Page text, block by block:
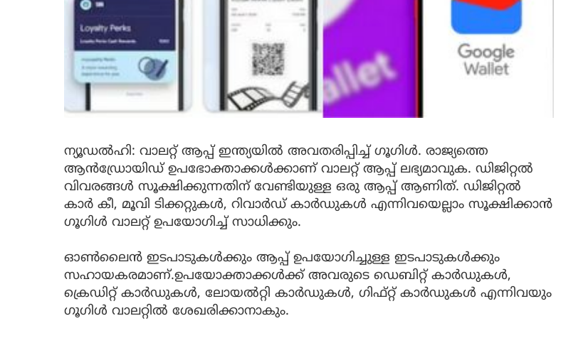
ന്യൂഡൽഹി: വാലറ്റ് ആപ്പ് ഇന്ത്യയില്‍ അവതരിപ്പിച്ച് ഗൂഗിള്‍. രാജ്യത്തെ
ആന്‍ഡ്രോയിഡ് ഉപഭോക്താക്കള്‍ക്കാണ് വാലറ്റ് ആപ്പ് ലഭ്യമാവുക. ഡിജിറ്റല്‍
വിവരങ്ങള്‍ സൂക്ഷിക്കുന്നതിന് വേണ്ടിയുള്ള ഒരു ആപ്പ് ആണിത്. ഡിജിറ്റല്‍
കാര്‍ കീ, മൂവി ടിക്കറ്റുകള്‍, റിവാര്‍ഡ് കാര്‍ഡുകള്‍ എന്നിവയെല്ലാം സൂക്ഷിക്കാന്‍
ഗൂഗിള്‍ വാലറ്റ് ഉപയോഗിച്ച് സാധിക്കും.
ഓണ്‍ലൈന്‍ ഇടപാടുകള്‍ക്കും ആപ്പ് ഉപയോഗിച്ചുള്ള ഇടപാടുകള്‍ക്കും
സഹായകരമാണ്.ഉപയോക്താക്കള്‍ക്ക് അവരുടെ ഡെബിറ്റ് കാര്‍ഡുകള്‍,
ക്രെഡിറ്റ് കാര്‍ഡുകള്‍, ലോയല്‍റ്റി കാര്‍ഡുകള്‍, ഗിഫ്റ്റ് കാര്‍ഡുകള്‍ എന്നിവയും
ഗൂഗിള്‍ വാലറ്റില്‍ ശേഖരിക്കാനാകും.